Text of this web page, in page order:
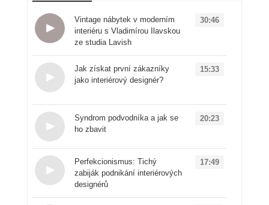
Vintage nábytek v moderním
interiéru s Vladimírou Ilavskou
ze studia Lavish
30:46
Jak získat první zákazníky
jako interiérový designér?
15:33
Syndrom podvodníka a jak se
ho zbavit
Loading...
20:23
Perfekcionismus: Tichý
zabiják podnikání interiérových
designérů
17:49